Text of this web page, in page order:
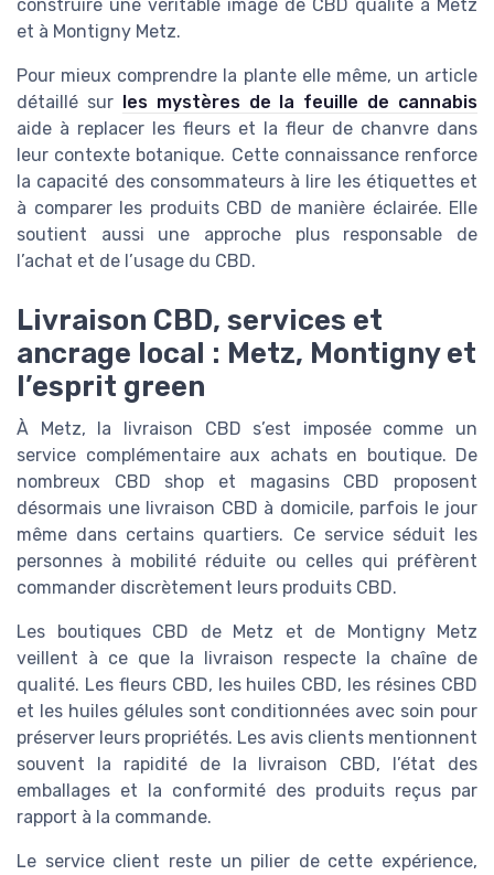
construire une véritable image de CBD qualité à Metz
et à Montigny Metz.
Pour mieux comprendre la plante elle même, un article
détaillé sur les mystères de la feuille de cannabis
aide à replacer les fleurs et la fleur de chanvre dans
leur contexte botanique. Cette connaissance renforce
la capacité des consommateurs à lire les étiquettes et
à comparer les produits CBD de manière éclairée. Elle
soutient aussi une approche plus responsable de
l’achat et de l’usage du CBD.
Livraison CBD, services et
ancrage local : Metz, Montigny et
l’esprit green
À Metz, la livraison CBD s’est imposée comme un
service complémentaire aux achats en boutique. De
nombreux CBD shop et magasins CBD proposent
désormais une livraison CBD à domicile, parfois le jour
même dans certains quartiers. Ce service séduit les
personnes à mobilité réduite ou celles qui préfèrent
commander discrètement leurs produits CBD.
Les boutiques CBD de Metz et de Montigny Metz
veillent à ce que la livraison respecte la chaîne de
qualité. Les fleurs CBD, les huiles CBD, les résines CBD
et les huiles gélules sont conditionnées avec soin pour
préserver leurs propriétés. Les avis clients mentionnent
souvent la rapidité de la livraison CBD, l’état des
emballages et la conformité des produits reçus par
rapport à la commande.
Le service client reste un pilier de cette expérience,